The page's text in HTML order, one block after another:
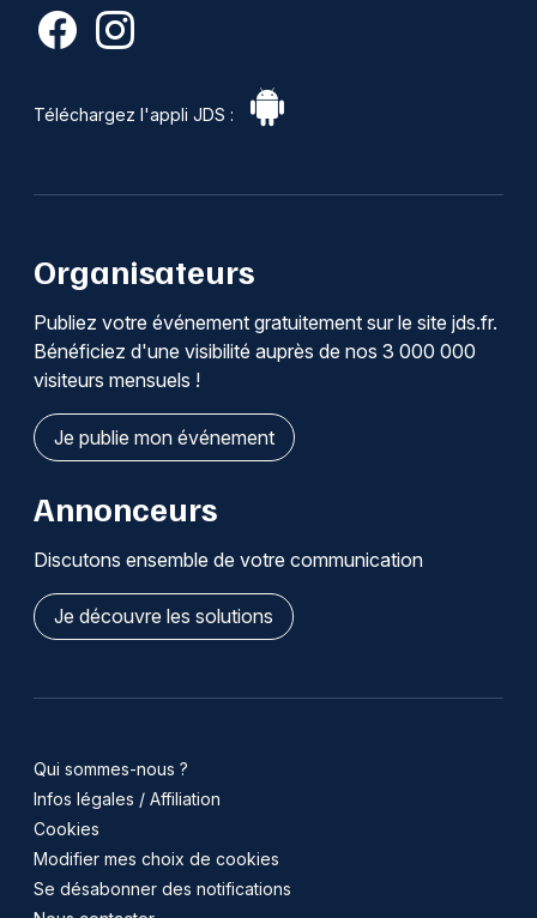
Téléchargez l'appli JDS :
Organisateurs
Publiez votre événement gratuitement sur le site jds.fr.
Bénéficiez d'une visibilité auprès de nos 3 000 000
visiteurs mensuels !
Je publie mon événement
Annonceurs
Discutons ensemble de votre communication
Je découvre les solutions
Qui sommes-nous ?
Infos légales / Affiliation
Cookies
Modifier mes choix de cookies
Se désabonner des notifications